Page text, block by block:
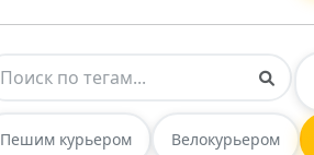
Пешим курьером Велокурьером